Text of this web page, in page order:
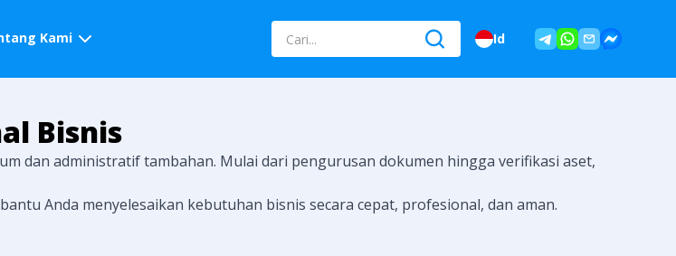
Kami Id
Bisnis
dan administratif tambahan. Mulai dari pengurusan dokumen hingga verifikasi aset,
Anda menyelesaikan kebutuhan bisnis secara cepat, profesional, dan aman.